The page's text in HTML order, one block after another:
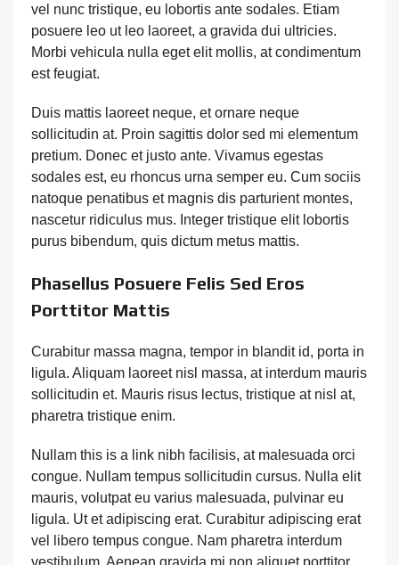
vel nunc tristique, eu lobortis ante sodales. Etiam
posuere leo ut leo laoreet, a gravida dui ultricies.
Morbi vehicula nulla eget elit mollis, at condimentum
est feugiat.
Duis mattis laoreet neque, et ornare neque
sollicitudin at. Proin sagittis dolor sed mi elementum
pretium. Donec et justo ante. Vivamus egestas
sodales est, eu rhoncus urna semper eu. Cum sociis
natoque penatibus et magnis dis parturient montes,
nascetur ridiculus mus. Integer tristique elit lobortis
purus bibendum, quis dictum metus mattis.
Phasellus Posuere Felis Sed Eros
Porttitor Mattis
Curabitur massa magna, tempor in blandit id, porta in
ligula. Aliquam laoreet nisl massa, at interdum mauris
sollicitudin et. Mauris risus lectus, tristique at nisl at,
pharetra tristique enim.
Nullam this is a link nibh facilisis, at malesuada orci
congue. Nullam tempus sollicitudin cursus. Nulla elit
mauris, volutpat eu varius malesuada, pulvinar eu
ligula. Ut et adipiscing erat. Curabitur adipiscing erat
vel libero tempus congue. Nam pharetra interdum
vestibulum. Aenean gravida mi non aliquet porttitor.